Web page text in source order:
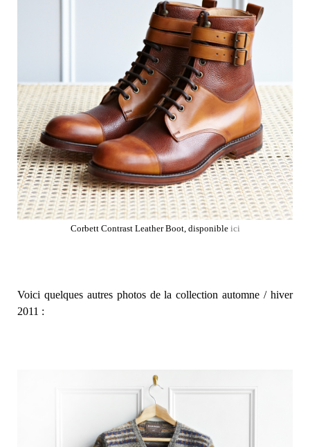
Corbett Contrast Leather Boot, disponible ici
Voici quelques autres photos de la collection automne / hiver
2011 :